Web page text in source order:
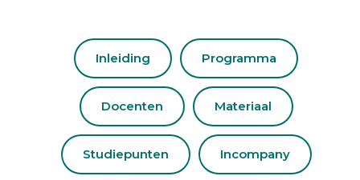
Inleiding Programma
Docenten Materiaal
Studiepunten Incompany